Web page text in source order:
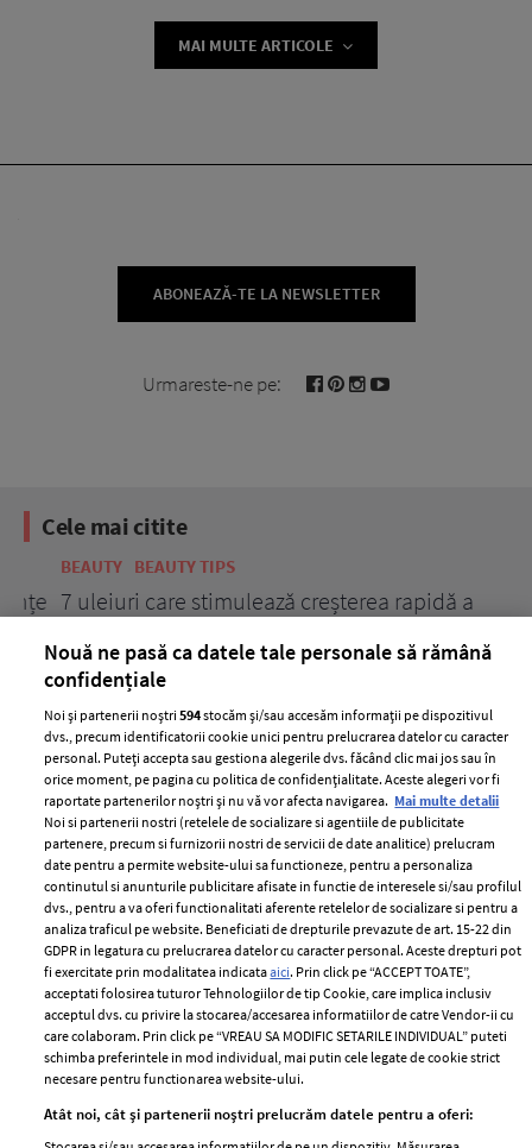
MAI MULTE ARTICOLE
ABONEAZĂ-TE LA NEWSLETTER
Urmareste-ne pe:
Cele mai citite
BEAUTY BEAUTY TIPS
7 uleiuri care stimulează creșterea rapidă a
ELLE Style Awards
2024
Despre ELLE
Romania
Contact
Abonamente
Termeni si conditii
Politica de
confidențialitate
Politica de cookies
Publicitate
GSP
femei
Nouă ne pasă ca datele tale personale să rămână
confidențiale
Noi și partenerii noștri594stocăm și/sau accesăm informații pe dispozitivul
dvs., precum identificatorii cookie unici pentru prelucrarea datelor cu caracter
personal. Puteți accepta sau gestiona alegerile dvs. făcând clic mai jos sau în
orice moment, pe pagina cu politica de confidențialitate. Aceste alegeri vor fi
raportate partenerilor noștri și nu vă vor afecta navigarea. Mai multe detalii
Noi si partenerii nostri (retelele de socializare si agentiile de publicitate
partenere, precum si furnizorii nostri de servicii de date analitice) prelucram
date pentru a permite website-ului sa functioneze, pentru a personaliza
continutul si anunturile publicitare afisate in functie de interesele si/sau profilul
dvs., pentru a va oferi functionalitati aferente retelelor de socializare si pentru a
analiza traficul pe website. Beneficiati de drepturile prevazute de art. 15-22 din
GDPR in legatura cu prelucrarea datelor cu caracter personal. Aceste drepturi pot
fi exercitate prin modalitatea indicataaici. Prin click pe “ACCEPT TOATE”,
acceptati folosirea tuturor Tehnologiilor de tip Cookie, care implica inclusiv
acceptul dvs. cu privire la stocarea/accesarea informatiilor de catre Vendor-ii cu
care colaboram. Prin click pe “VREAU SA MODIFIC SETARILE INDIVIDUAL” puteti
schimba preferintele in mod individual, mai putin cele legate de cookie strict
necesare pentru functionarea website-ului.
Atât noi, cât și partenerii noștri prelucrăm datele pentru a oferi: